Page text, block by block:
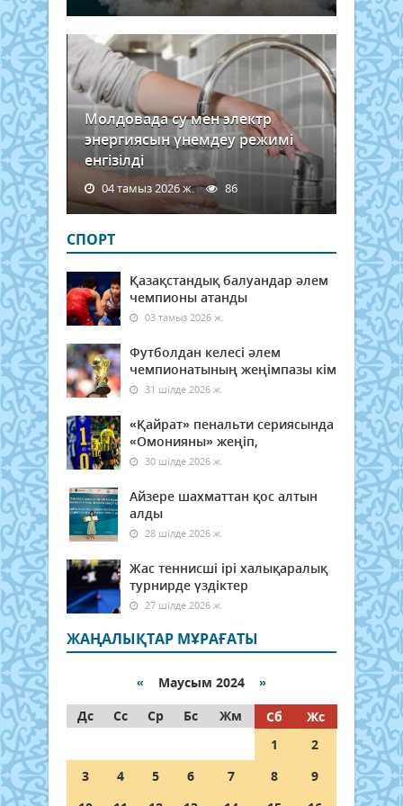
Молдовада су мен электр
энергиясын үнемдеу режимі
енгізілді
04 тамыз 2026 ж. 86
СПОРТ
Қазақстандық балуандар әлем
чемпионы атанды
03 тамыз 2026 ж.
Футболдан келесі әлем
чемпионатының жеңімпазы кім
31 шілде 2026 ж.
«Қайрат» пенальти сериясында
«Омонияны» жеңіп,
30 шілде 2026 ж.
Айзере шахматтан қос алтын
алды
28 шілде 2026 ж.
Жас теннисші ірі халықаралық
турнирде үздіктер
27 шілде 2026 ж.
ЖАҢАЛЫҚТАР МҰРАҒАТЫ
« Маусым 2024 »
Дс
Сс Ср Бс Жм Сб
Жс
1
2
3
4 5 6 7 8
9